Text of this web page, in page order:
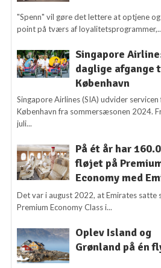
"Spenn" vil gøre det lettere at optjene
point på tværs af
Singapore
daglige afgange
København
Singapore Airlines (SIA) udvider servicen
København fra sommersæsonen 2024.
juli...
På ét år har
fløjet på
Economy med
Det var i august 2022, at Emirates satte
Premium Economy Class i...
Oplev Island og
Grønland på én